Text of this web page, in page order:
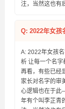
注，当然这也有
Q: 2022年女孩
A: 2022年女孩
析 让每一个名
再看，有些已经
家长对名字的审
心逻辑也在于此
年有个叫李芷青